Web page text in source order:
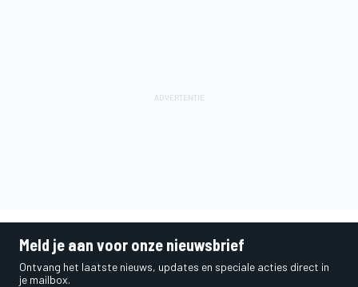
Meld je aan voor onze nieuwsbrief
Ontvang het laatste nieuws, updates en speciale acties direct in
je mailbox.